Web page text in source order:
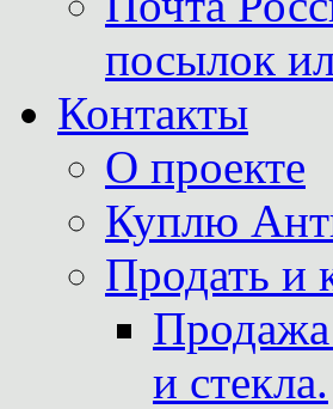
посылок
Контакты
О проекте
Куплю
Продать и
и стекла.